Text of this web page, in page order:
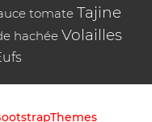
tomate Tajine
hachée Volailles